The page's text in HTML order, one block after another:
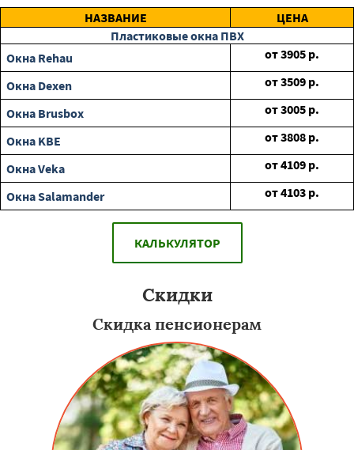
НАЗВАНИЕ
ЦЕНА
Пластиковые окна ПВХ
Окна Rehau
от3905 р.
Окна Dexen
от3509 р.
Окна Brusbox
от3005 р.
Окна KBE
от3808 р.
Окна Veka
от4109 р.
Окна Salamander
от4103 р.
КАЛЬКУЛЯТОР
Скидки
Скидка пенсионерам